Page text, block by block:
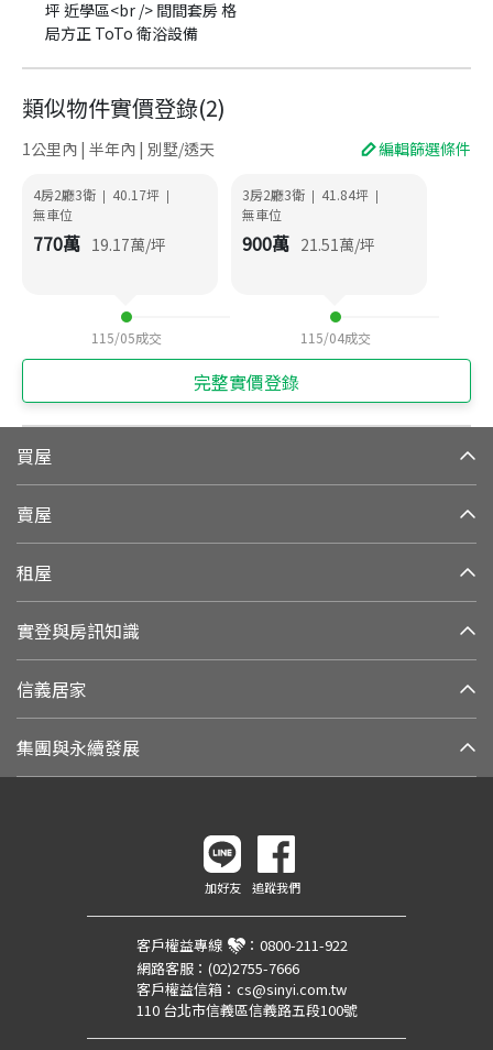
坪 近學區<br /> 間間套房 格
局方正 ToTo 衛浴設備
類似物件實價登錄(2)
1公里內 | 半年內 | 別墅/透天 編輯篩選條件
4房2廳3衛 | 40.17坪 |
無車位
770萬 19.17萬/坪
115/05成交
3房2廳3衛 | 41.84坪 |
無車位
900萬 21.51萬/坪
115/04成交
完整實價登錄
買屋
賣屋
租屋
實登與房訊知識
信義居家
集團與永續發展
加好友 追蹤我們
客戶權益專線 ： 0800-211-922
網路客服： (02)2755-7666
客戶權益信箱： cs@sinyi.com.tw
110 台北市信義區信義路五段100號